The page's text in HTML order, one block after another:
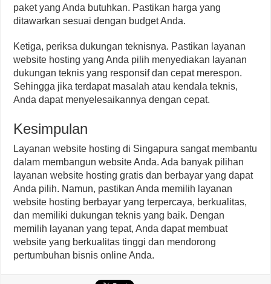
paket yang Anda butuhkan. Pastikan harga yang
ditawarkan sesuai dengan budget Anda.
Ketiga, periksa dukungan teknisnya. Pastikan layanan
website hosting yang Anda pilih menyediakan layanan
dukungan teknis yang responsif dan cepat merespon.
Sehingga jika terdapat masalah atau kendala teknis,
Anda dapat menyelesaikannya dengan cepat.
Kesimpulan
Layanan website hosting di Singapura sangat membantu
dalam membangun website Anda. Ada banyak pilihan
layanan website hosting gratis dan berbayar yang dapat
Anda pilih. Namun, pastikan Anda memilih layanan
website hosting berbayar yang terpercaya, berkualitas,
dan memiliki dukungan teknis yang baik. Dengan
memilih layanan yang tepat, Anda dapat membuat
website yang berkualitas tinggi dan mendorong
pertumbuhan bisnis online Anda.